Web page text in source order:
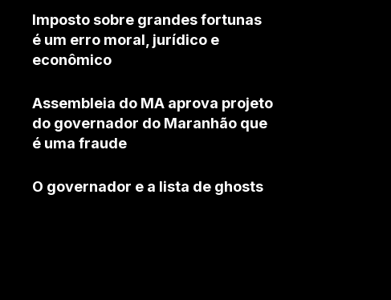
Imposto sobre grandes fortunas
é um erro moral, jurídico e
econômico
Assembleia do MA aprova projeto
do governador do Maranhão que
é uma fraude
O governador e a lista de ghosts